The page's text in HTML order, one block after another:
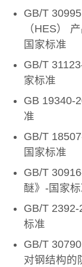
GB/T
（HES）
国家标准
GB/T
家标准
GB 19340-
准
GB/T
国家标准
GB/T
醚》-国家
GB/T
标准
GB/T
对钢结构的